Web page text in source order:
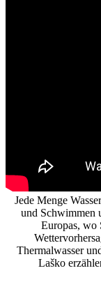
Jede Menge
und Schwimmen
Europas, wo
Thermalwasser
Laško